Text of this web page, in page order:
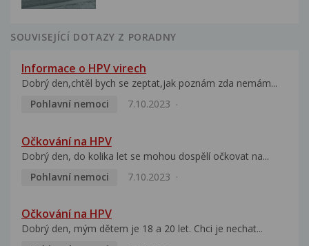
SOUVISEJÍCÍ DOTAZY Z PORADNY
Informace o HPV virech
Dobrý den,chtěl bych se zeptat,jak poznám zda nemám...
Pohlavní nemoci
7.10.2023
Očkování na HPV
Dobrý den, do kolika let se mohou dospělí očkovat na...
Pohlavní nemoci
7.10.2023
Očkování na HPV
Dobrý den, mým dětem je 18 a 20 let. Chci je nechat...